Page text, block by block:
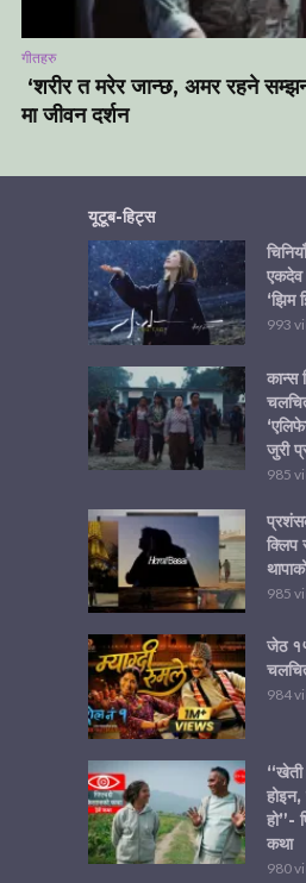
गीतहरु
‘शरीर त मरेर जान्छ, अमर रहने सम्झना
मा जीवन दर्शन
यूटूब-हिट्स
एकदेव
‘झिम
993
कान्स
जुरी
985
क्लिप
985
जेठ
984
“खेती
हो”-
कथा
980